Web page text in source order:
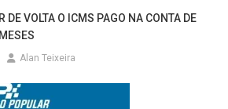
DE VOLTA O ICMS PAGO NA CONTA DE
Alan Teixeira